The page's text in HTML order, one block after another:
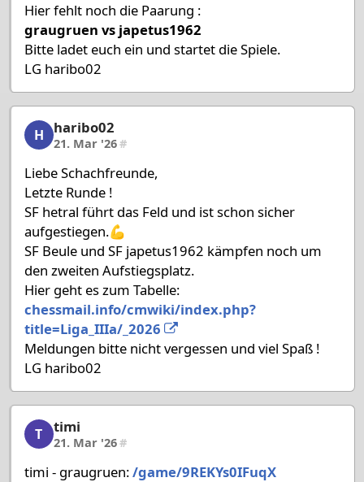
Hier fehlt noch die Paarung :
graugruen vs japetus1962
Bitte ladet euch ein und startet die Spiele.
LG haribo02
haribo02, 55/58, 21. Mar '26
H haribo02
21. Mar '26#
Liebe Schachfreunde,
Letzte Runde !
SF hetral führt das Feld und ist schon sicher
aufgestiegen.💪
SF Beule und SF japetus1962 kämpfen noch um
den zweiten Aufstiegsplatz.
Hier geht es zum Tabelle:
chessmail.info/cmwiki/index.php?
title=Liga_IIIa/_2026
Meldungen bitte nicht vergessen und viel Spaß !
LG haribo02
timi, 56/58, 21. Mar '26
T timi
21. Mar '26#
timi - graugruen:/game/9REKYs0IFuqX